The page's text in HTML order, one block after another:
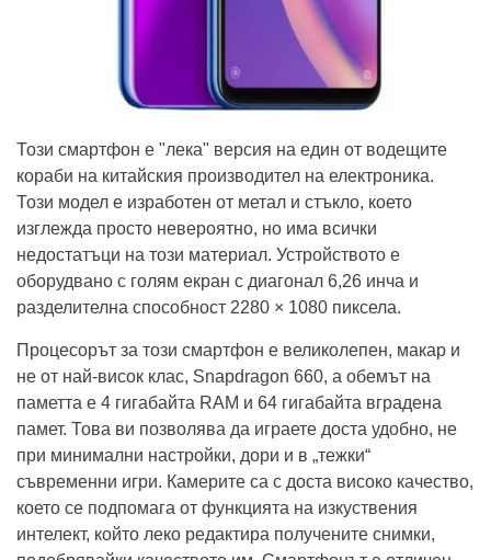
Този смартфон е "лека" версия на един от водещите
кораби на китайския производител на електроника.
Този модел е изработен от метал и стъкло, което
изглежда просто невероятно, но има всички
недостатъци на този материал. Устройството е
оборудвано с голям екран с диагонал 6,26 инча и
разделителна способност 2280 × 1080 пиксела.
Процесорът за този смартфон е великолепен, макар и
не от най-висок клас, Snapdragon 660, а обемът на
паметта е 4 гигабайта RAM и 64 гигабайта вградена
памет. Това ви позволява да играете доста удобно, не
при минимални настройки, дори и в „тежки“
съвременни игри. Камерите са с доста високо качество,
което се подпомага от функцията на изкуствения
интелект, който леко редактира получените снимки,